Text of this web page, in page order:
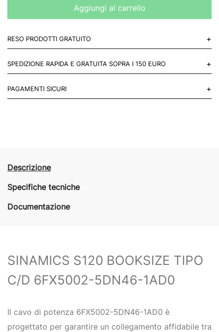
Aggiungi al carrello
RESO PRODOTTI GRATUITO +
Mettiti in contatto con noi
SPEDIZIONE RAPIDA E GRATUITA SOPRA I 150 EURO +
del mondo.
PAGAMENTI SICURI +
Descrizione
Specifiche tecniche
Documentazione
SINAMICS S120 BOOKSIZE TIPO
C/D 6FX5002-5DN46-1AD0
Il cavo di potenza 6FX5002-5DN46-1AD0 è
progettato per garantire un collegamento affidabile tra